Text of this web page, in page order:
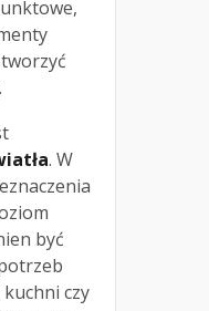
. W
być
czy